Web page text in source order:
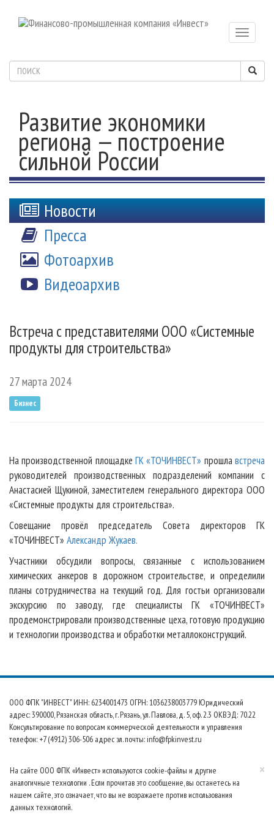
Toggle
navigation
Развитие экономики
региона — построение
сильной России
Новости
Пресса
Фотоархив
Видеоархив
Встреча с представителями ООО «Системные
продукты для строительства»
27 марта 2024
Бизнес
На производственной площадке ГК «ТОЧИНВЕСТ» прошлавстреча
руководителей производственных подразделений компании с
Анастасией Щукиной, заместителем генерального директора ООО
«Системные продукты для строительства».
Совещание провёл председатель Совета директоров ГК
«ТОЧИНВЕСТ» Александр Жукаев.
Участники обсудили вопросы, связанные с использованием
химических анкеров в дорожном строительстве, и определили
планы сотрудничества на текущий год. Для гостьи организовали
экскурсию по заводу, где специалисты ГК «ТОЧИНВЕСТ»
продемонстрировали производственные цеха, готовую продукцию
и технологии производства и обработки металлоконструкций.
ООО ФПК "ИНВЕСТ" ИНН: 6234001473 ОГРН: 1036238003779 Юридический
адрес: 390000, Рязанская область, г. Рязань, ул. Павлова, д. 5, оф. 2.3 ОКВЭД: 70.22
Консультирование по вопросам коммерческой деятельности и управления
телефон: +7 (4912) 306-506 адрес эл. почты: info@fpkinvest.ru
×
На сайте ООО ФПК «Инвест» используются cookie-файлы и другие
аналогичные технологии . Если прочитав это сообщение, вы останетесь на
нашем сайте, это означает, что вы не возражаете против использования
данных технологий.